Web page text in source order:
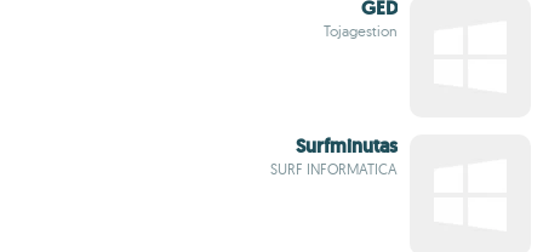
GED
Tojagestion
Surfminutas
SURF INFORMATICA